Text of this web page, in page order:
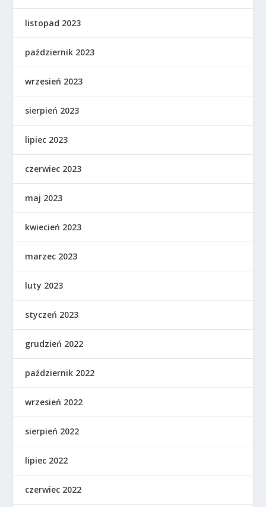
listopad 2023
październik 2023
wrzesień 2023
sierpień 2023
lipiec 2023
czerwiec 2023
maj 2023
kwiecień 2023
marzec 2023
luty 2023
styczeń 2023
grudzień 2022
październik 2022
wrzesień 2022
sierpień 2022
lipiec 2022
czerwiec 2022